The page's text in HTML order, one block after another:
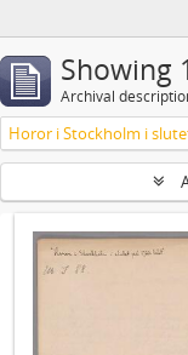
Showing
Archival
Horor i Stockholm i